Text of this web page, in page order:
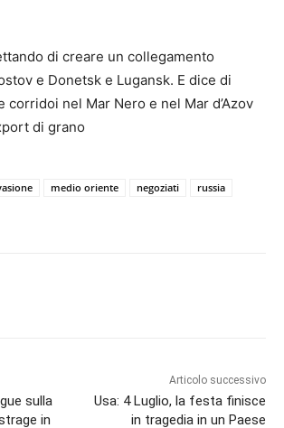
di creare un collegamento
e Donetsk e Lugansk. E dice di
corridoi nel Mar Nero e nel Mar d’Azov
di grano
medio oriente negoziati
russia
sulla
in
Articolo successivo
Usa: 4 Luglio, la festa finisce
in tragedia in un Paese